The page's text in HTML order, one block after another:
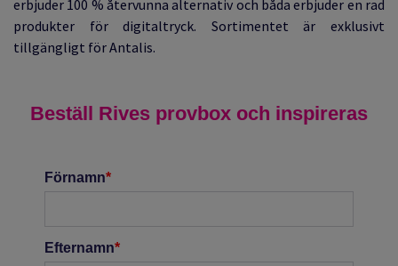
erbjuder 100 % återvunna alternativ och båda erbjuder en rad
produkter för digitaltryck. Sortimentet är exklusivt
tillgängligt för Antalis.